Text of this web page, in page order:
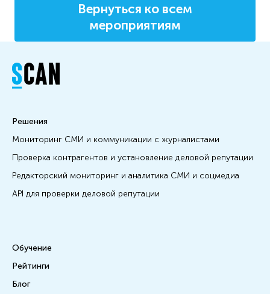
Вернуться ко всем
мероприятиям
Решения
Мониторинг СМИ и коммуникации с журналистами
Проверка контрагентов и установление деловой репутации
Редакторский мониторинг и аналитика СМИ и соцмедиа
API для проверки деловой репутации
Обучение
Рейтинги
Блог